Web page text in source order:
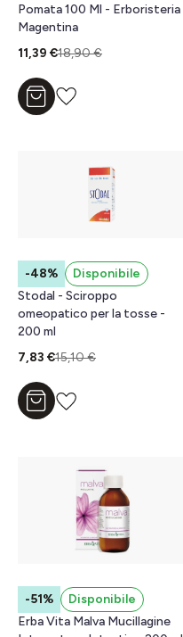
Pomata 100 Ml - Erboristeria
Magentina
11,39 €18,90 €
Aggiungi al carrello
-48%
Disponibile
Stodal - Sciroppo
omeopatico per la tosse -
200 ml
7,83 €15,10 €
Aggiungi al carrello
-51%
Disponibile
Erba Vita Malva Mucillagine